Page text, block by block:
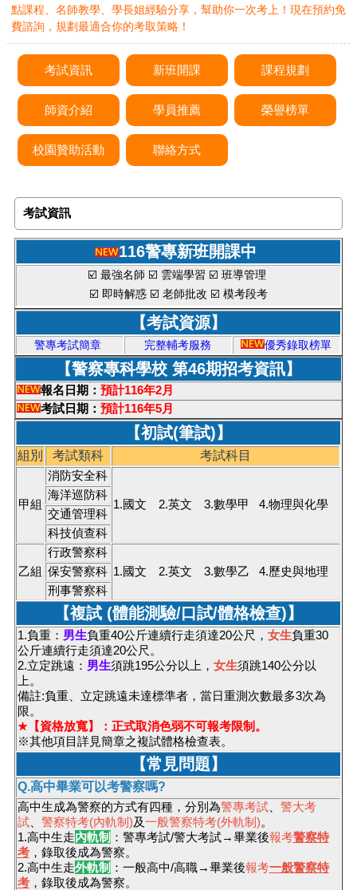
點課程、名師教學、學長姐經驗分享，幫助你一次考上！現在預約免
費諮詢，規劃最適合你的考取策略！
考試資訊 新班開課 課程規劃
師資介紹 學員推薦 榮譽榜單
校園贊助活動 聯絡方式
考試資訊
116警專新班開課中
☑️ 最強名師 ☑️ 雲端學習 ☑️ 班導管理
☑️ 即時解惑 ☑️ 老師批改 ☑️ 模考段考
【考試資源】
警專考試簡章 完整輔考服務 優秀錄取榜單
【警察專科學校 第46期招考資訊】
報名日期： 預計116年2月
考試日期： 預計116年5月
【初試(筆試)】
組別 考試類科 考試科目
甲組
消防安全科
1.國文 2.英文 3.數學甲 4.物理與化學
海洋巡防科
交通管理科
科技偵查科
乙組
行政警察科
1.國文 2.英文 3.數學乙 4.歷史與地理
保安警察科
刑事警察科
【複試 (體能測驗/口試/體格檢查)】
1.負重： 男生負重40公斤連續行走須達20公尺， 女生負重30
公斤連續行走須達20公尺。
2.立定跳遠： 男生須跳195公分以上， 女生須跳140公分以
上。
備註:負重、立定跳遠未達標準者，當日重測次數最多3次為
限。
★【資格放寬】：正式取消色弱不可報考限制。
※其他項目詳見簡章之複試體格檢查表。
【常見問題】
Q.高中畢業可以考警察嗎?
高中生成為警察的方式有四種，分別為警專考試、 警大考
試、 警察特考(內軌制)及一般警察特考(外軌制)。
1.高中生走內軌制 ：警專考試/警大考試→畢業後報考警察特
考，錄取後成為警察。
2.高中生走外軌制 ：一般高中/高職→畢業後報考一般警察特
考，錄取後成為警察。